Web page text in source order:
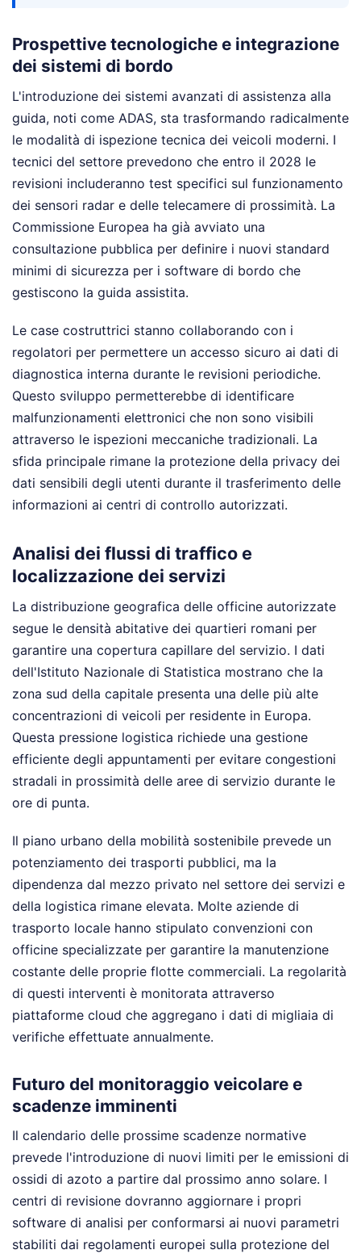
Prospettive tecnologiche e integrazione
dei sistemi di bordo
L'introduzione dei sistemi avanzati di assistenza alla
guida, noti come ADAS, sta trasformando radicalmente
le modalità di ispezione tecnica dei veicoli moderni. I
tecnici del settore prevedono che entro il 2028 le
revisioni includeranno test specifici sul funzionamento
dei sensori radar e delle telecamere di prossimità. La
Commissione Europea ha già avviato una
consultazione pubblica per definire i nuovi standard
minimi di sicurezza per i software di bordo che
gestiscono la guida assistita.
Le case costruttrici stanno collaborando con i
regolatori per permettere un accesso sicuro ai dati di
diagnostica interna durante le revisioni periodiche.
Questo sviluppo permetterebbe di identificare
malfunzionamenti elettronici che non sono visibili
attraverso le ispezioni meccaniche tradizionali. La
sfida principale rimane la protezione della privacy dei
dati sensibili degli utenti durante il trasferimento delle
informazioni ai centri di controllo autorizzati.
Analisi dei flussi di traffico e
localizzazione dei servizi
La distribuzione geografica delle officine autorizzate
segue le densità abitative dei quartieri romani per
garantire una copertura capillare del servizio. I dati
dell'Istituto Nazionale di Statistica mostrano che la
zona sud della capitale presenta una delle più alte
concentrazioni di veicoli per residente in Europa.
Questa pressione logistica richiede una gestione
efficiente degli appuntamenti per evitare congestioni
stradali in prossimità delle aree di servizio durante le
ore di punta.
Il piano urbano della mobilità sostenibile prevede un
potenziamento dei trasporti pubblici, ma la
dipendenza dal mezzo privato nel settore dei servizi e
della logistica rimane elevata. Molte aziende di
trasporto locale hanno stipulato convenzioni con
officine specializzate per garantire la manutenzione
costante delle proprie flotte commerciali. La regolarità
di questi interventi è monitorata attraverso
piattaforme cloud che aggregano i dati di migliaia di
verifiche effettuate annualmente.
Futuro del monitoraggio veicolare e
scadenze imminenti
Il calendario delle prossime scadenze normative
prevede l'introduzione di nuovi limiti per le emissioni di
ossidi di azoto a partire dal prossimo anno solare. I
centri di revisione dovranno aggiornare i propri
software di analisi per conformarsi ai nuovi parametri
stabiliti dai regolamenti europei sulla protezione del